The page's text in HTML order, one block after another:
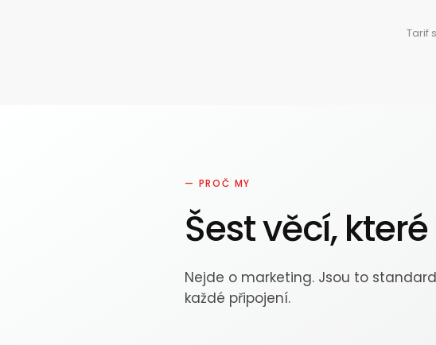
Tarif
— PROČ MY
Šest věcí,
Nejde o marketing. Jsou to
každé připojení.